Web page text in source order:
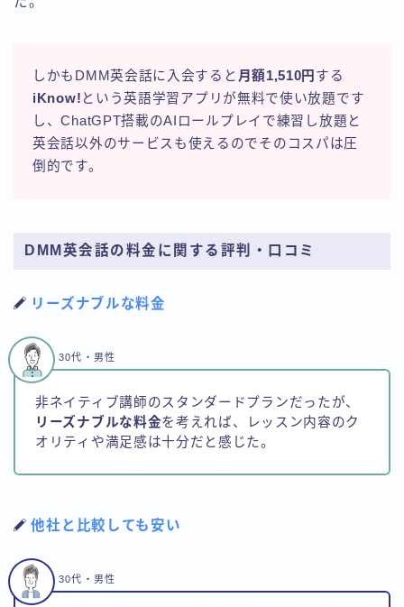
しかもDMM英会話に入会すると 月額1,510円 する
iKnow! という英語学習アプリが無料で使い放題です
し、ChatGPT搭載のAIロールプレイで練習し放題と
英会話以外のサービスも使えるのでそのコスパは圧
倒的です。
DMM英会話の料金に関する評判・口コミ
リーズナブルな料金
非ネイティブ講師のスタンダードプランだったが、
リーズナブルな料金を考えれば、レッスン内容のク
オリティや満足感は十分だと感じた。
30代・男性
他社と比較しても安い
30代・男性